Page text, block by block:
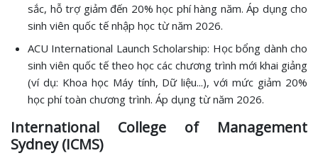
sắc, hỗ trợ giảm đến 20% học phí hàng năm. Áp dụng cho
sinh viên quốc tế nhập học từ năm 2026.
ACU International Launch Scholarship: Học bổng dành cho
sinh viên quốc tế theo học các chương trình mới khai giảng
(ví dụ: Khoa học Máy tính, Dữ liệu...), với mức giảm 20%
học phí toàn chương trình. Áp dụng từ năm 2026.
International College of Management
Sydney (ICMS)